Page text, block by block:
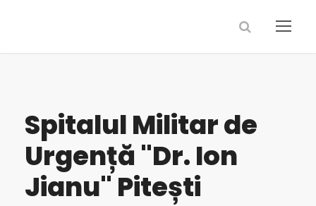
Spitalul Militar de
Urgență "Dr. Ion
Jianu" Pitești